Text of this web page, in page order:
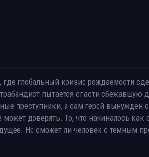
глобальный кризис рождаемости
пытается спасти сбежавшую
преступники, а сам герой вынужден
доверять. То, что начиналось как
Но сможет ли человек с темным